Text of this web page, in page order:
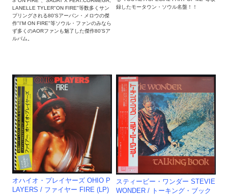
LANELLE TYLER"ON FIRE"等数多くサン
プリングされる80'Sアーバン・メロウの傑
作"I'M ON FIRE"等ソウル・ファンのみなら
ず多くのAORファンも魅了した傑作80'Sア
ルバム。
録したモータウン・ソウル名盤！！
オハイオ・プレイヤーズ OHIO P
LAYERS / ファイヤー FIRE (LP)
スティービー・ワンダー STEVIE
WONDER ‎/ トーキング・ブック